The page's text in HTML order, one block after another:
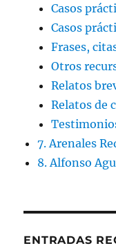
Casos
Casos
Frases,
Otros
Relatos
Relatos de
7. Arenales
8. Alfonso
ENTRADAS